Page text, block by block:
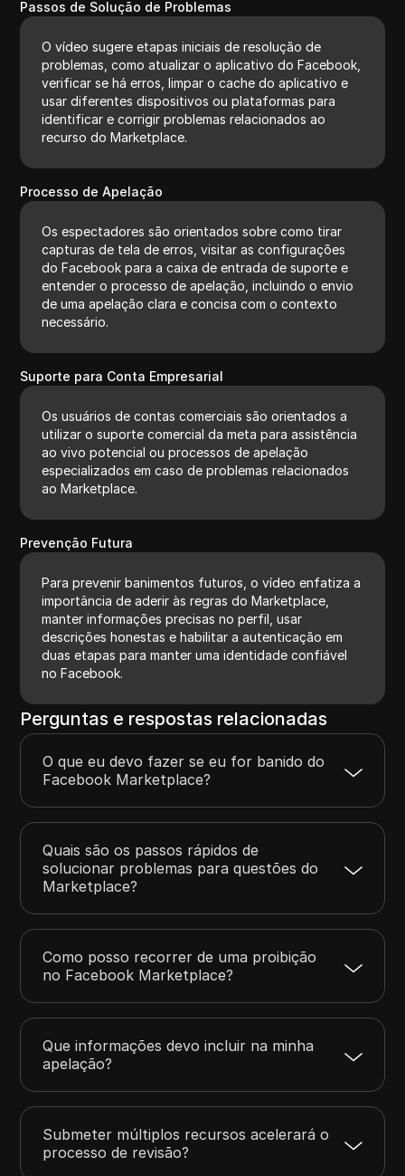
Passos de Solução de Problemas
O vídeo sugere etapas iniciais de resolução de
problemas, como atualizar o aplicativo do Facebook,
verificar se há erros, limpar o cache do aplicativo e
usar diferentes dispositivos ou plataformas para
identificar e corrigir problemas relacionados ao
recurso do Marketplace.
Processo de Apelação
Os espectadores são orientados sobre como tirar
capturas de tela de erros, visitar as configurações
do Facebook para a caixa de entrada de suporte e
entender o processo de apelação, incluindo o envio
de uma apelação clara e concisa com o contexto
necessário.
Suporte para Conta Empresarial
Os usuários de contas comerciais são orientados a
utilizar o suporte comercial da meta para assistência
ao vivo potencial ou processos de apelação
especializados em caso de problemas relacionados
ao Marketplace.
Prevenção Futura
Para prevenir banimentos futuros, o vídeo enfatiza a
importância de aderir às regras do Marketplace,
manter informações precisas no perfil, usar
descrições honestas e habilitar a autenticação em
duas etapas para manter uma identidade confiável
no Facebook.
Perguntas e respostas relacionadas
O que eu devo fazer se eu for banido do
Facebook Marketplace?
Quais são os passos rápidos de
solucionar problemas para questões do
Marketplace?
Como posso recorrer de uma proibição
no Facebook Marketplace?
Que informações devo incluir na minha
apelação?
Submeter múltiplos recursos acelerará o
processo de revisão?